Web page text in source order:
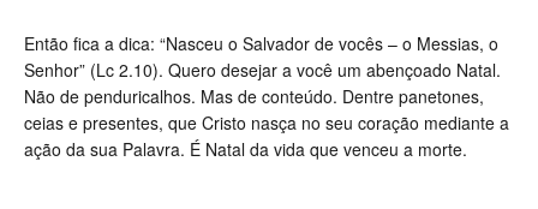
Então fica a dica: “Nasceu o Salvador de vocês – o Messias, o
Senhor” (Lc 2.10). Quero desejar a você um abençoado Natal.
Não de penduricalhos. Mas de conteúdo. Dentre panetones,
ceias e presentes, que Cristo nasça no seu coração mediante a
ação da sua Palavra. É Natal da vida que venceu a morte.